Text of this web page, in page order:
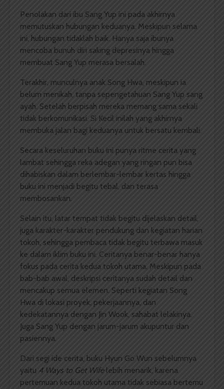
Penolakan dari ibu Sang Yup ini pada akhirnya
memutuskan hubungan keduanya. Meskipun selama
ini, hubungan tidaklah baik. Hanya saja ibunya
mencoba bunuh diri saking depresinya hingga
membuat Sang Yup merasa bersalah.
Terakhir, munculnya anak Song Hwa, meskipun ia
belum menikah, tanpa sepengetahuan Sang Yup sang
ayah. Setelah berpisah mereka memang sama sekali
tidak berkomunikasi. Si Kecil inilah yang akhirnya
membuka jalan bagi keduanya untuk bersatu kembali.
Secara keseluruhan buku ini punya ritme cerita yang
lambat sehingga reka adegan yang ringan pun bisa
dihabiskan dalam berlembar-lembar kertas hingga
buku ini menjadi begitu tebal, dan terasa
membosankan.
Selain itu, latar tempat tidak begitu dijelaskan detail,
juga karakter-karakter pendukung dan kegiatan harian
tokoh, sehingga pembaca tidak begitu terbawa masuk
ke dalam iklim buku ini. Ceritanya benar-benar hanya
fokus pada cerita kedua tokoh utama. Meskipun pada
bab-bab awal, deskripsi ceritanya sudah detail dan
mencakup semua elemen. Seperti kegiatan Song
Hwa di lokasi proyek, pekerjaannya, dan
kedekatannya dengan Jin Wook, sahabat lelakinya.
Juga Sang Yup dengan jarum-jarum akupuntur dan
pasiennya.
Dari segi ide cerita, buku Hyun Go Wun sebelumnya
yaitu 4 Ways to Get Wifelebih menarik, karena
pertemuan kedua tokoh utama tidak sebiasa bertemu